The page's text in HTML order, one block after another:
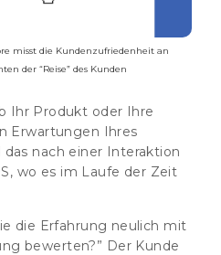
misst die Kundenzufriedenheit an
der “Reise” des Kunden
Ihr Produkt oder Ihre
Erwartungen Ihres
nach einer Interaktion
wo es im Laufe der Zeit
die Erfahrung neulich mit
bewerten?” Der Kunde